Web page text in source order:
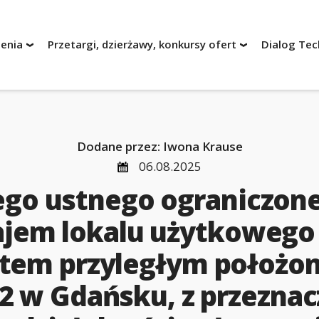
postępowania
postępowania
Przetargi, dzierżawy, konkursy ofert Dialog
Dodane przez: Iwona Krause
06.08.2025
ustnego
lokalu użytkowego
przyległym
w Gdańsku, z